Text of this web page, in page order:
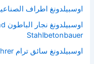
اوسبيلدونغ اطراف
Stahlbetonbauer
اوسبيلدونغ سائق ترام Straßenbahnfahrer